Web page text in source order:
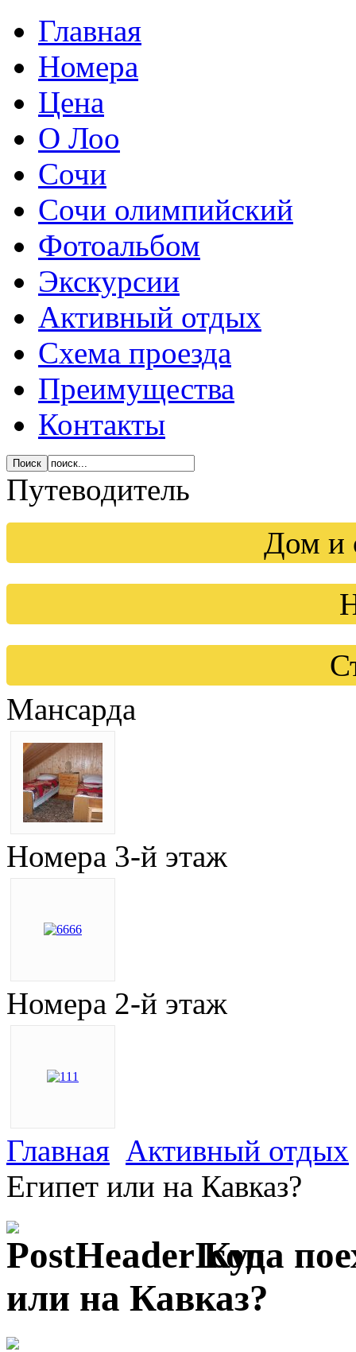
Главная
Номера
Цена
О Лоо
Сочи
Сочи олимпийский
Фотоальбом
Экскурсии
Активный отдых
Схема проезда
Преимущества
Контакты
Путеводитель
Дом и
Мансарда
Номера 3-й этаж
Номера 2-й этаж
Главная Активный отдых
Египет или на Кавказ?
Куда
или на Кавказ?